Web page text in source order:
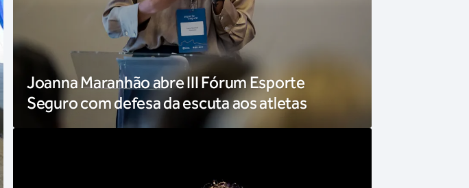
Joanna Maranhão abre III Fórum Esporte
Seguro com defesa da escuta aos atletas